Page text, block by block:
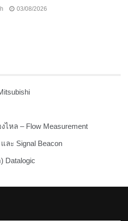
03/08/2026
หล – Flow Measurement
ละ Signal Beacon
Datalogic